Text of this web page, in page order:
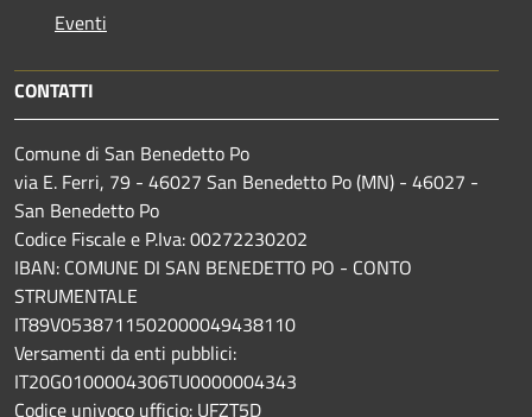
Eventi
CONTATTI
Comune di San Benedetto Po
via E. Ferri, 79 - 46027 San Benedetto Po (MN) - 46027 -
San Benedetto Po
Codice Fiscale e P.Iva: 00272230202
IBAN: COMUNE DI SAN BENEDETTO PO - CONTO
STRUMENTALE
IT89V0538711502000049438110
Versamenti da enti pubblici:
IT20G0100004306TU0000004343
Codice univoco ufficio: UFZT5D